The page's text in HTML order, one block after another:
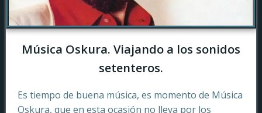
Música Oskura. Viajando a los sonidos
setenteros.
Es tiempo de buena música, es momento de Música
Oskura, que en esta ocasión no lleva por los